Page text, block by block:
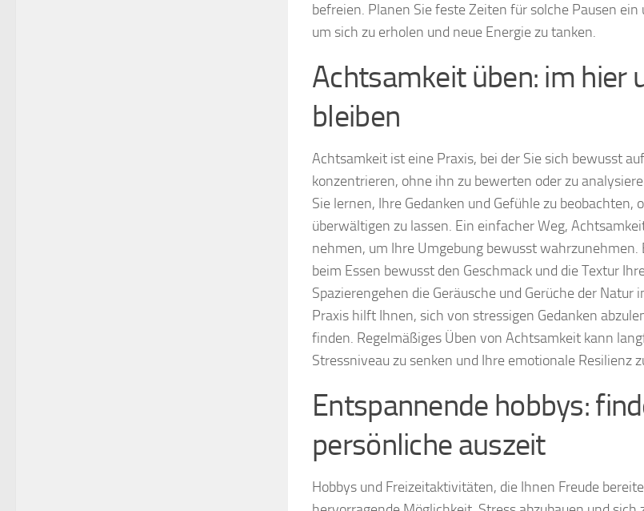
befreien. Planen Sie feste Zeiten für solche Pausen ein
um sich zu erholen und neue Energie zu tanken.
Achtsamkeit üben: im hier
bleiben
Achtsamkeit ist eine Praxis, bei der Sie sich bewusst
konzentrieren, ohne ihn zu bewerten oder zu
Sie lernen, Ihre Gedanken und Gefühle zu beobachten,
überwältigen zu lassen. Ein einfacher Weg,
nehmen, um Ihre Umgebung bewusst wahrzunehmen.
beim Essen bewusst den Geschmack und die Textur
Spazierengehen die Geräusche und Gerüche der Natur
Praxis hilft Ihnen, sich von stressigen Gedanken
finden. Regelmäßiges Üben von Achtsamkeit kann
Stressniveau zu senken und Ihre emotionale Resilienz
Entspannende hobbys:
persönliche auszeit
Hobbys und Freizeitaktivitäten, die Ihnen Freude